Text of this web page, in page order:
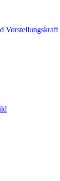
Vorstellungskraft